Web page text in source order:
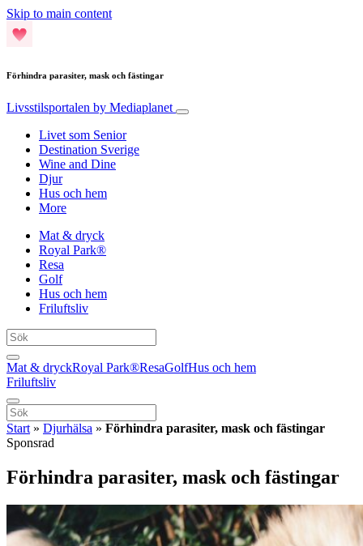
Skip to main content
Förhindra parasiter, mask och fästingar
Livsstilsportalen by Mediaplanet
Livet som Senior
Destination Sverige
Wine and Dine
Djur
Hus och hem
More
Mat & dryck
Royal Park®
Resa
Golf
Hus och hem
Friluftsliv
Mat & dryckRoyal Park®ResaGolfHus och hem
Friluftsliv
Start » Djurhälsa » Förhindra parasiter, mask och fästingar
Sponsrad
Förhindra parasiter, mask och fästingar